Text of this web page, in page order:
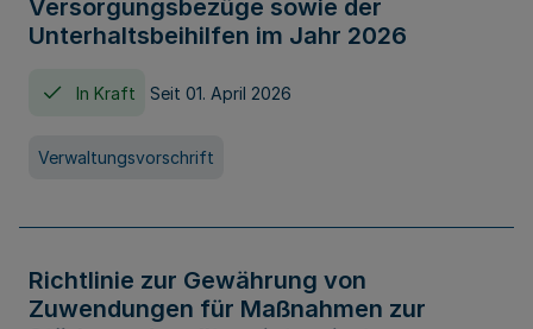
Versorgungsbezüge sowie der
Unterhaltsbeihilfen im Jahr 2026
In Kraft Seit 01. April 2026
Verwaltungsvorschrift
Richtlinie zur Gewährung von
Zuwendungen für Maßnahmen zur